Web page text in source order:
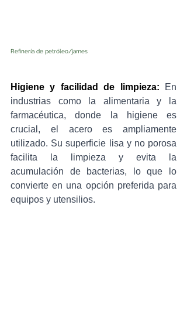
Refinería de petróleo/james
Higiene y facilidad de limpieza: En
industrias como la alimentaria y la
farmacéutica, donde la higiene es
crucial, el acero es ampliamente
utilizado. Su superficie lisa y no porosa
facilita la limpieza y evita la
acumulación de bacterias, lo que lo
convierte en una opción preferida para
equipos y utensilios.